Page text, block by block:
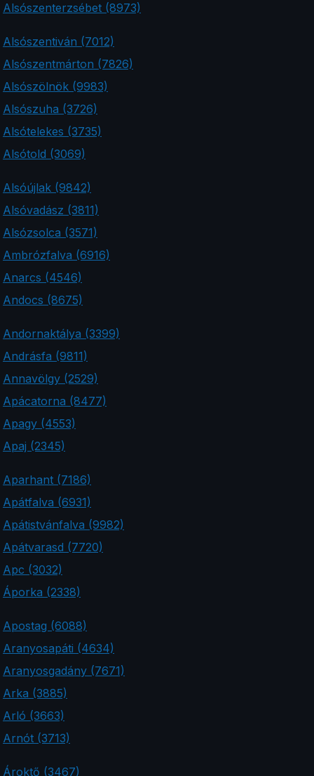
Alsószenterzsébet (8973)
Alsószentiván (7012)
Alsószentmárton (7826)
Alsószölnök (9983)
Alsószuha (3726)
Alsótelekes (3735)
Alsótold (3069)
Alsóújlak (9842)
Alsóvadász (3811)
Alsózsolca (3571)
Ambrózfalva (6916)
Anarcs (4546)
Andocs (8675)
Andornaktálya (3399)
Andrásfa (9811)
Annavölgy (2529)
Apácatorna (8477)
Apagy (4553)
Apaj (2345)
Aparhant (7186)
Apátfalva (6931)
Apátistvánfalva (9982)
Apátvarasd (7720)
Apc (3032)
Áporka (2338)
Apostag (6088)
Aranyosapáti (4634)
Aranyosgadány (7671)
Arka (3885)
Arló (3663)
Arnót (3713)
Ároktő (3467)